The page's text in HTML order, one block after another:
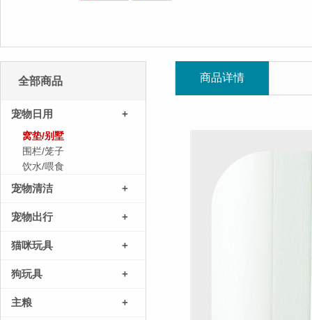
全部商品
宠物日用 +
窝垫/别墅
围栏/笼子
饮水/喂食
宠物清洁 +
宠物出行 +
猫咪玩具 +
狗玩具 +
主粮 +
商品详情